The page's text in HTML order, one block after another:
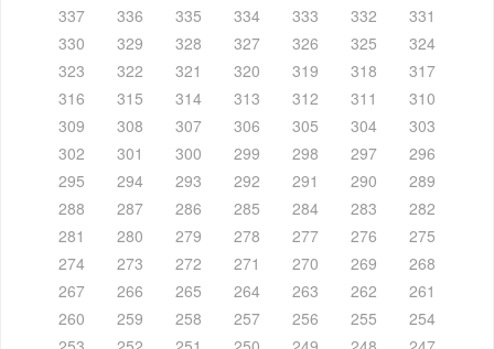
337
336 335 334 333 332
331
330
329 328 327 326 325
324
323
322 321 320 319 318
317
316
315 314 313 312 311
310
309
308 307 306 305 304
303
302
301 300 299 298 297
296
295
294 293 292 291 290
289
288
287 286 285 284 283
282
281
280 279 278 277 276
275
274
273 272 271 270 269
268
267
266 265 264 263 262
261
260
259 258 257 256 255
254